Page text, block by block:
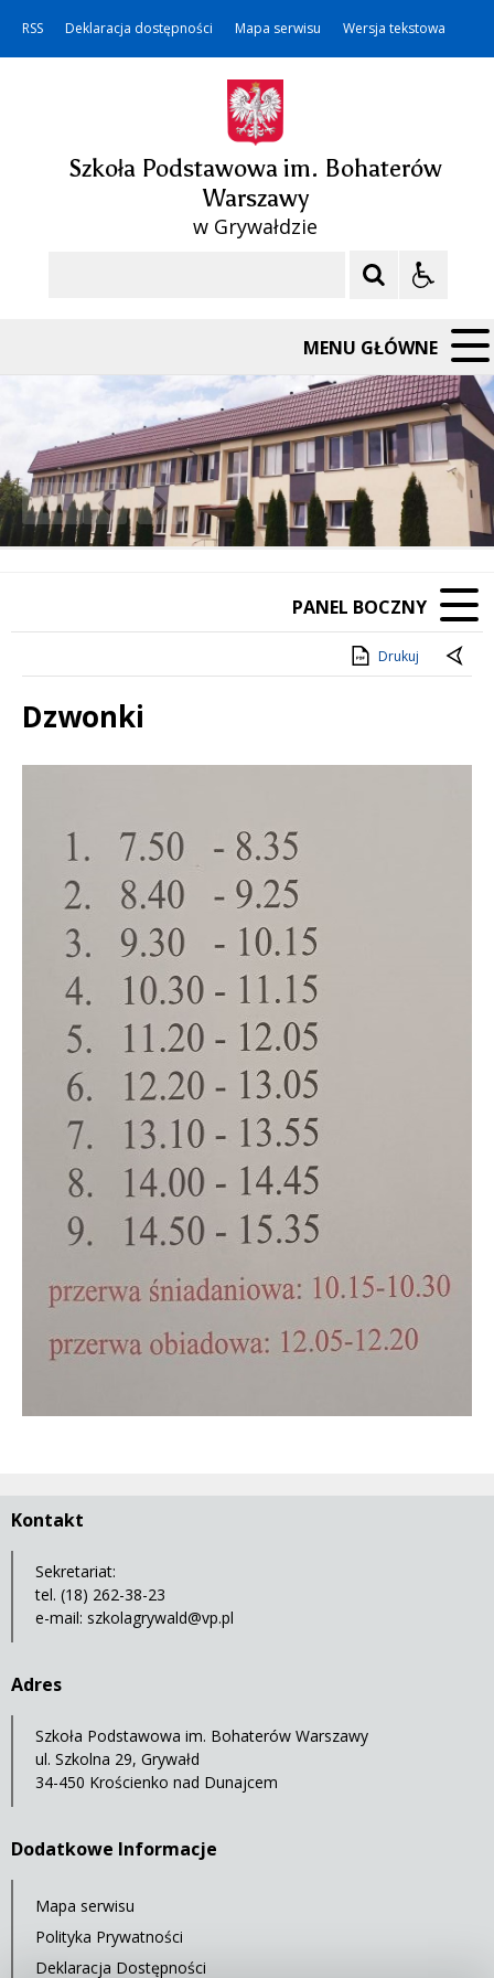
RSS Deklaracja dostępności Mapa serwisu Wersja tekstowa
Szkoła Podstawowa im. Bohaterów
Warszawy
w Grywałdzie
MENU GŁÓWNE
Poprzedni Element
Następny Element
❚❚
PANEL BOCZNY
Drukuj
Dzwonki
Treść
Kontakt
Sekretariat:
tel. (18) 262-38-23
e-mail: szkolagrywald@vp.pl
Adres
Szkoła Podstawowa im. Bohaterów Warszawy
ul. Szkolna 29, Grywałd
34-450 Krościenko nad Dunajcem
Dodatkowe Informacje
Mapa serwisu
Polityka Prywatności
Deklaracja Dostępności